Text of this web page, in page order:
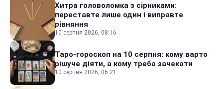
Хитра головоломка з сірниками:
переставте лише один і виправте
рівняння
10 серпня 2026, 08:16
Таро-гороскоп на 10 серпня: кому варто
рішуче діяти, а кому треба зачекати
10 серпня 2026, 06:21